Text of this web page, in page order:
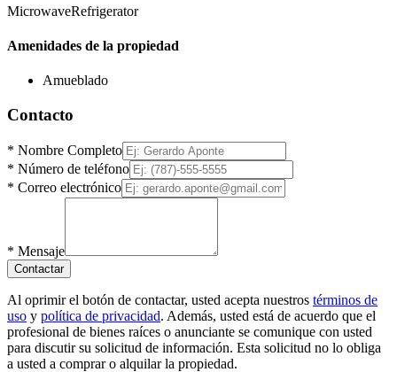
MicrowaveRefrigerator
Amenidades de la propiedad
Amueblado
Contacto
* Nombre Completo
* Número de teléfono
* Correo electrónico
* Mensaje
Contactar
Al oprimir el botón de contactar, usted acepta nuestros términos de
uso y política de privacidad. Además, usted está de acuerdo que el
profesional de bienes raíces o anunciante se comunique con usted
para discutir su solicitud de información. Esta solicitud no lo obliga
a usted a comprar o alquilar la propiedad.